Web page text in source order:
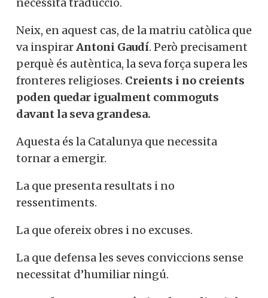
necessita traducció.
Neix, en aquest cas, de la matriu catòlica que
va inspirarAntoni Gaudí. Però precisament
perquè és autèntica, la seva força supera les
fronteres religioses. Creients i no creients
poden quedar igualment commoguts
davant la seva grandesa.
Aquesta és la Catalunya que necessita
tornar a emergir.
La que presenta resultats i no
ressentiments.
La que ofereix obres i no excuses.
La que defensa les seves conviccions sense
necessitat d’humiliar ningú.